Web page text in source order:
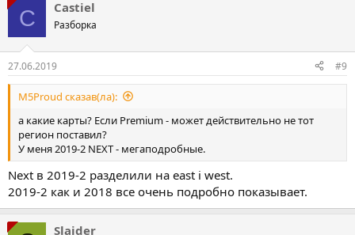
C Castiel
Разборка
27.06.2019 #9
M5Proud сказав(ла):
а какие карты? Если Premium - может действительно не тот
регион поставил?
У меня 2019-2 NEXT - мегаподробные.
Next в 2019-2 разделили на east i west.
2019-2 как и 2018 все очень подробно показывает.
Slaider